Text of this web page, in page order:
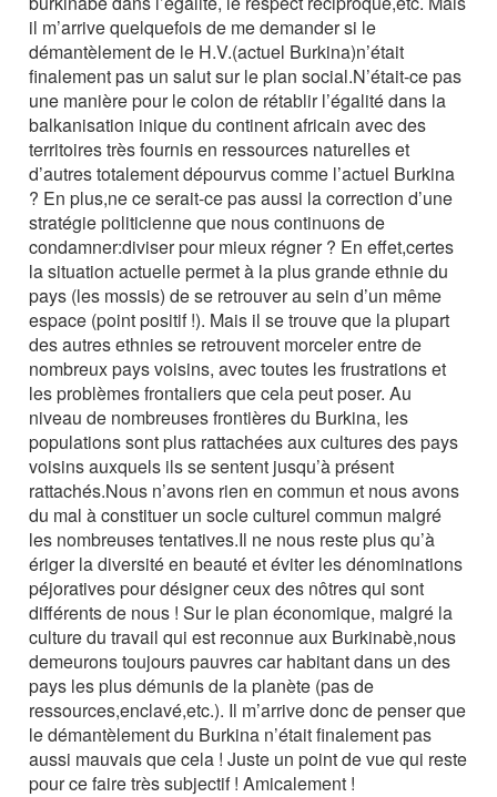
il m’arrive quelquefois de me demander si le
démantèlement de le H.V.(actuel Burkina)n’était
finalement pas un salut sur le plan social.N’était-ce pas
une manière pour le colon de rétablir l’égalité dans la
balkanisation inique du continent africain avec des
territoires très fournis en ressources naturelles et
d’autres totalement dépourvus comme l’actuel Burkina
? En plus,ne ce serait-ce pas aussi la correction d’une
stratégie politicienne que nous continuons de
condamner:diviser pour mieux régner ? En effet,certes
la situation actuelle permet à la plus grande ethnie du
pays (les mossis) de se retrouver au sein d’un même
espace (point positif !). Mais il se trouve que la plupart
des autres ethnies se retrouvent morceler entre de
nombreux pays voisins, avec toutes les frustrations et
les problèmes frontaliers que cela peut poser. Au
niveau de nombreuses frontières du Burkina, les
populations sont plus rattachées aux cultures des pays
voisins auxquels ils se sentent jusqu’à présent
rattachés.Nous n’avons rien en commun et nous avons
du mal à constituer un socle culturel commun malgré
les nombreuses tentatives.Il ne nous reste plus qu’à
ériger la diversité en beauté et éviter les dénominations
péjoratives pour désigner ceux des nôtres qui sont
différents de nous ! Sur le plan économique, malgré la
culture du travail qui est reconnue aux Burkinabè,nous
demeurons toujours pauvres car habitant dans un des
pays les plus démunis de la planète (pas de
ressources,enclavé,etc.). Il m’arrive donc de penser que
le démantèlement du Burkina n’était finalement pas
aussi mauvais que cela ! Juste un point de vue qui reste
pour ce faire très subjectif ! Amicalement !